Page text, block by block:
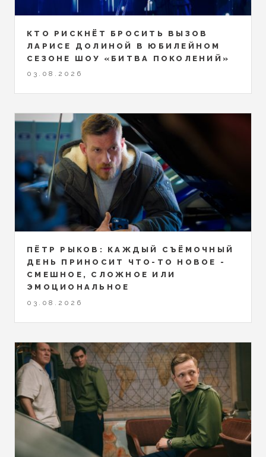
КТО РИСКНЁТ БРОСИТЬ ВЫЗОВ
ЛАРИСЕ ДОЛИНОЙ В ЮБИЛЕЙНОМ
СЕЗОНЕ ШОУ «БИТВА ПОКОЛЕНИЙ»
03.08.2026
ПЁТР РЫКОВ: КАЖДЫЙ СЪЁМОЧНЫЙ
ДЕНЬ ПРИНОСИТ ЧТО-ТО НОВОЕ -
СМЕШНОЕ, СЛОЖНОЕ ИЛИ
ЭМОЦИОНАЛЬНОЕ
03.08.2026